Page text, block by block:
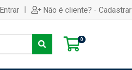
| Não é cliente? - Cadastrar
0